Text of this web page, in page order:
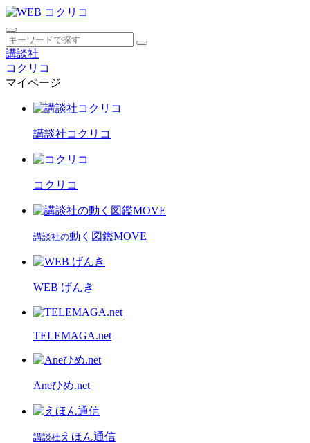
講談社
コクリコ
マイページ
講談社コクリコ
コクリコ
講談社の動く図鑑MOVE
WEB げんき
TELEMAGA.net
Aneひめ.net
講談社 えほん通信